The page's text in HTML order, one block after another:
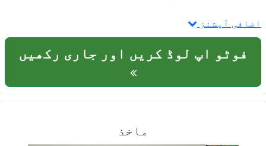
آپشنز
فوٹو اپ لوڈ کریں اور جاری رکھیں
ماخذ